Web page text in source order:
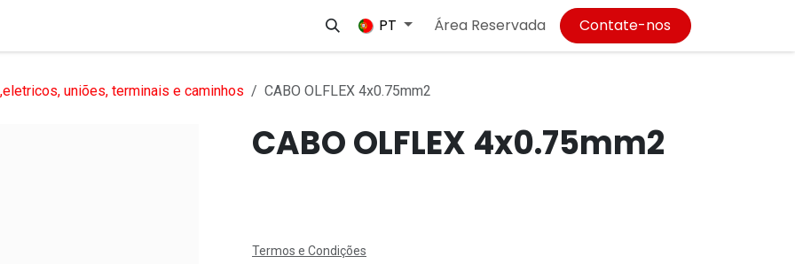
Empregos
PT Área Reservada Contate-nos
uniões, terminais e caminhos CABO OLFLEX 4x0.75mm2
CABO OLFLEX 4x0.75mm2
Termos e Condições